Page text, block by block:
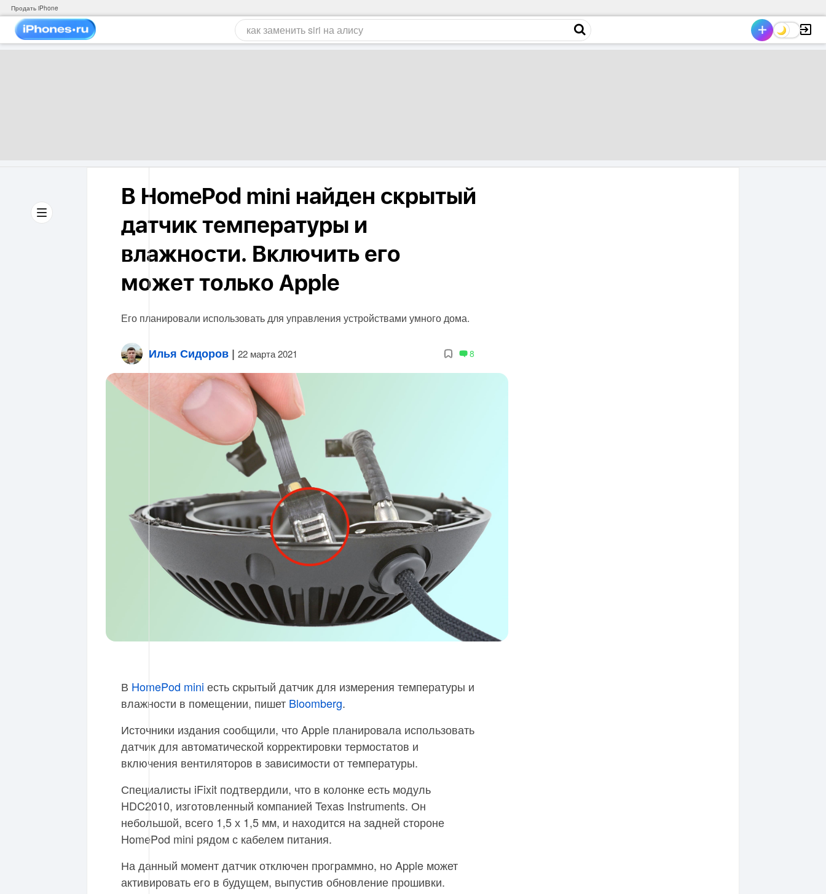
Продать iPhone
В HomePod mini найден скрытый
датчик температуры и
влажности. Включить его
может только Apple
Его планировали использовать для управления устройствами умного дома.
Илья Сидоров | 22 марта 2021 8
В HomePod mini есть скрытый датчик для измерения температуры и
влажности в помещении, пишет Bloomberg.
Источники издания сообщили, что Apple планировала использовать
датчик для автоматической корректировки термостатов и
включения вентиляторов в зависимости от температуры.
Специалисты iFixit подтвердили, что в колонке есть модуль
HDC2010, изготовленный компанией Texas Instruments. Он
небольшой, всего 1,5 х 1,5 мм, и находится на задней стороне
HomePod mini рядом с кабелем питания.
На данный момент датчик отключен программно, но Apple может
активировать его в будущем, выпустив обновление прошивки.